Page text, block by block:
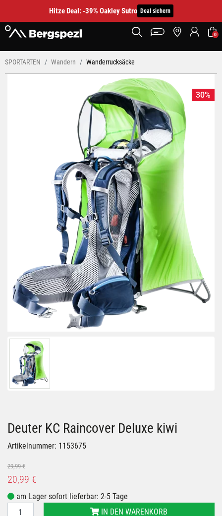
Hitze Deal: -39% Oakley Sutro Deal sichern
0
SPORTARTEN Wandern Wanderrucksäcke
30%
Deuter KC Raincover Deluxe kiwi
Artikelnummer: 1153675
29,99 €
20,99 €
am Lager sofort lieferbar: 2-5 Tage
IN DEN WARENKORB